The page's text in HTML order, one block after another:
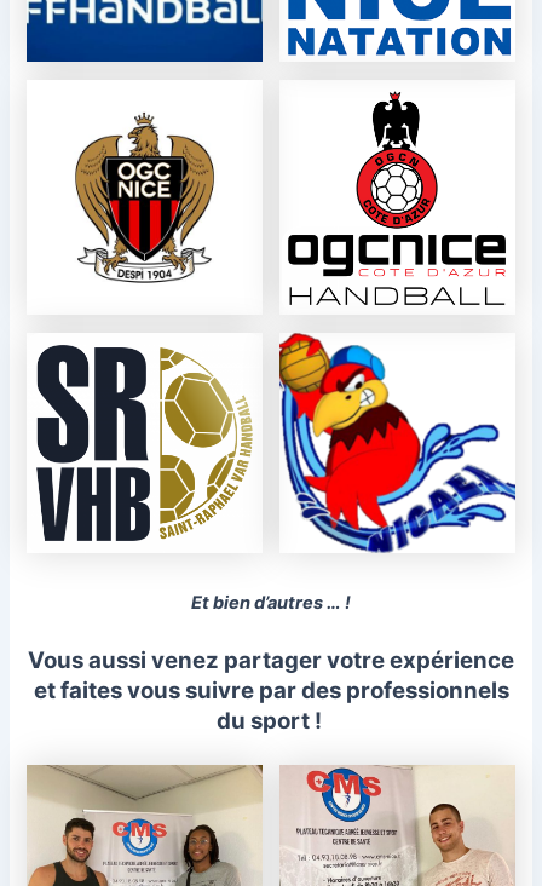
Et bien d’autres … !
Vous aussi venez partager votre expérience
et faites vous suivre par des professionnels
du sport !